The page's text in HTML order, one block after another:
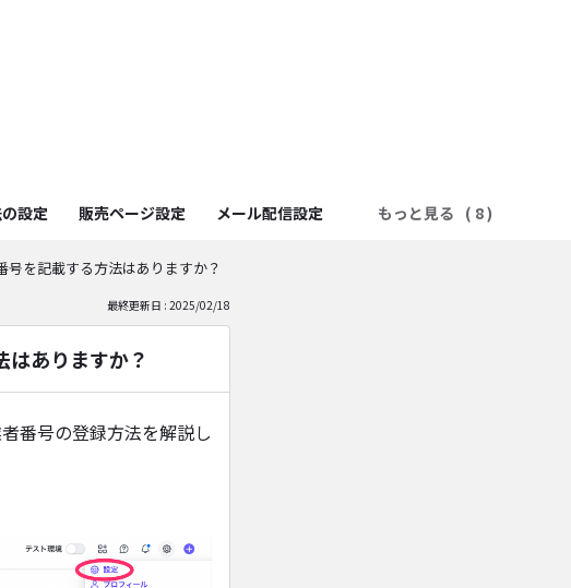
設定 販売ページ設定 メール配信設定 もっと見る
を記載する方法はありますか？
最終更新日 : 2025/02/18
ありますか？
番号の登録方法を解説し